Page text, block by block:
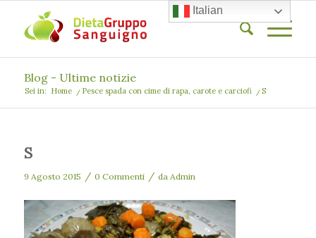
Blog - Ultime notizie
Sei in: Home / Pesce spada con cime di rapa, carote e carciofi / S
S
9 Agosto 2015 / 0 Commenti / da Admin
Italian